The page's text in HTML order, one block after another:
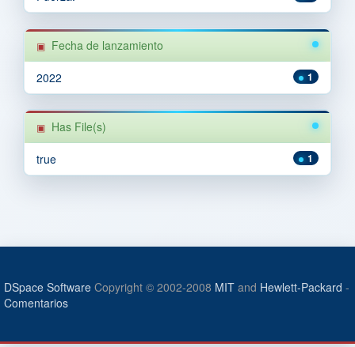
Fecha de lanzamiento
1
2022
Has File(s)
1
true
DSpace Software Copyright © 2002-2008 MIT and Hewlett-Packard -
Comentarios